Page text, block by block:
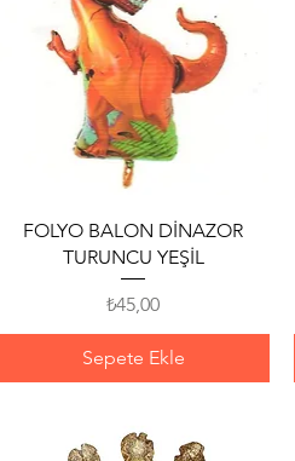
Hızlı Bakış
FOLYO BALON DİNAZOR
TURUNCU YEŞİL
Fiyat
₺45,00
Sepete Ekle